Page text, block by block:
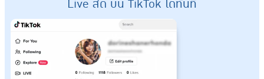
Live สด บน TikTok ได้ทันที